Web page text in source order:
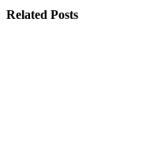
Related Posts